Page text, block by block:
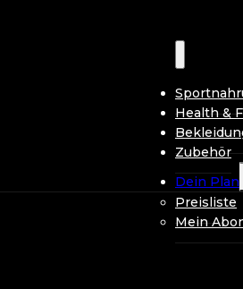
Health &
Zubehör
Dein Plan
Preisliste
Mein